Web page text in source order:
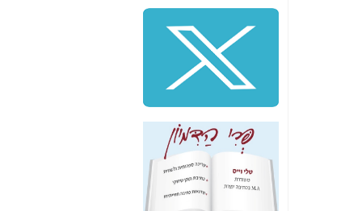
שלמה פילבר (עד
לאחרונה מנכ"ל משרד
התקשורת) - עד
מדינה? הצחקתם
"יש אפליה בחקירה"?
חשיפה: למה השר
משה כחלון לא נחקר
עד היום? -
כאן